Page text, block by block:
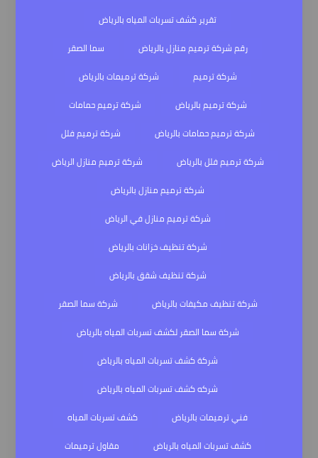
تقرير كشف تسربات المياه بالرياض
رقم شركة ترميم منازل بالرياض
سما الصقر
شركة ترميم
شركة ترميمات بالرياض
شركة ترميم بالرياض
شركة ترميم حمامات
شركة ترميم حمامات بالرياض
شركة ترميم فلل
شركة ترميم فلل بالرياض
شركة ترميم منازل الرياض
شركة ترميم منازل بالرياض
شركة ترميم منازل في الرياض
شركة تنظيف خزانات بالرياض
شركة تنظيف شقق بالرياض
شركة تنظيف مكيفات بالرياض
شركة سما الصقر
شركة سما الصقر لكشف تسربات المياه بالرياض
شركة كشف تسربات المياه بالرياض
شركه كشف تسربات المياه بالرياض
فني ترميمات بالرياض
كشف تسربات المياه
كشف تسربات المياه بالرياض
مقاول ترميمات